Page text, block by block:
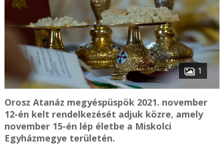
1
Orosz Atanáz megyéspüspök 2021. november
12-én kelt rendelkezését adjuk közre, amely
november 15-én lép életbe a Miskolci
Egyházmegye területén.